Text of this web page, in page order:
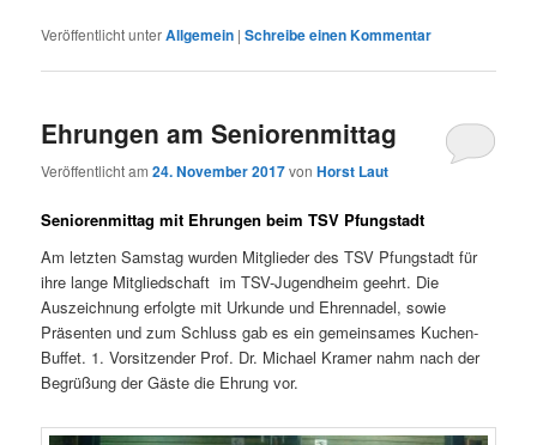
Veröffentlicht unterAllgemein |Schreibe einen Kommentar
Ehrungen am Seniorenmittag
Veröffentlicht am24. November 2017vonHorst Laut
Seniorenmittag mit Ehrungen beim TSV Pfungstadt
Am letzten Samstag wurden Mitglieder des TSV Pfungstadt für
ihre lange Mitgliedschaft im TSV-Jugendheim geehrt. Die
Auszeichnung erfolgte mit Urkunde und Ehrennadel, sowie
Präsenten und zum Schluss gab es ein gemeinsames Kuchen-
Buffet. 1. Vorsitzender Prof. Dr. Michael Kramer nahm nach der
Begrüßung der Gäste die Ehrung vor.